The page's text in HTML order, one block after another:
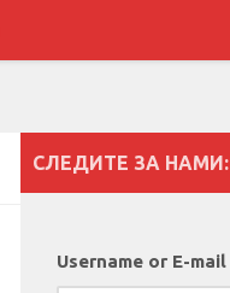
СЛЕДИТЕ ЗА НАМИ:
Username or E-mail